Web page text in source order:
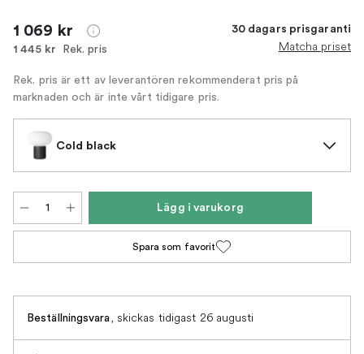
1 069 kr
1 445 kr Rek. pris
30 dagars prisgaranti
Matcha priset
Rek. pris är ett av leverantören rekommenderat pris på
marknaden och är inte vårt tidigare pris.
Cold black
Lägg i varukorg
Spara som favorit
Beställningsvara, skickas tidigast 26 augusti